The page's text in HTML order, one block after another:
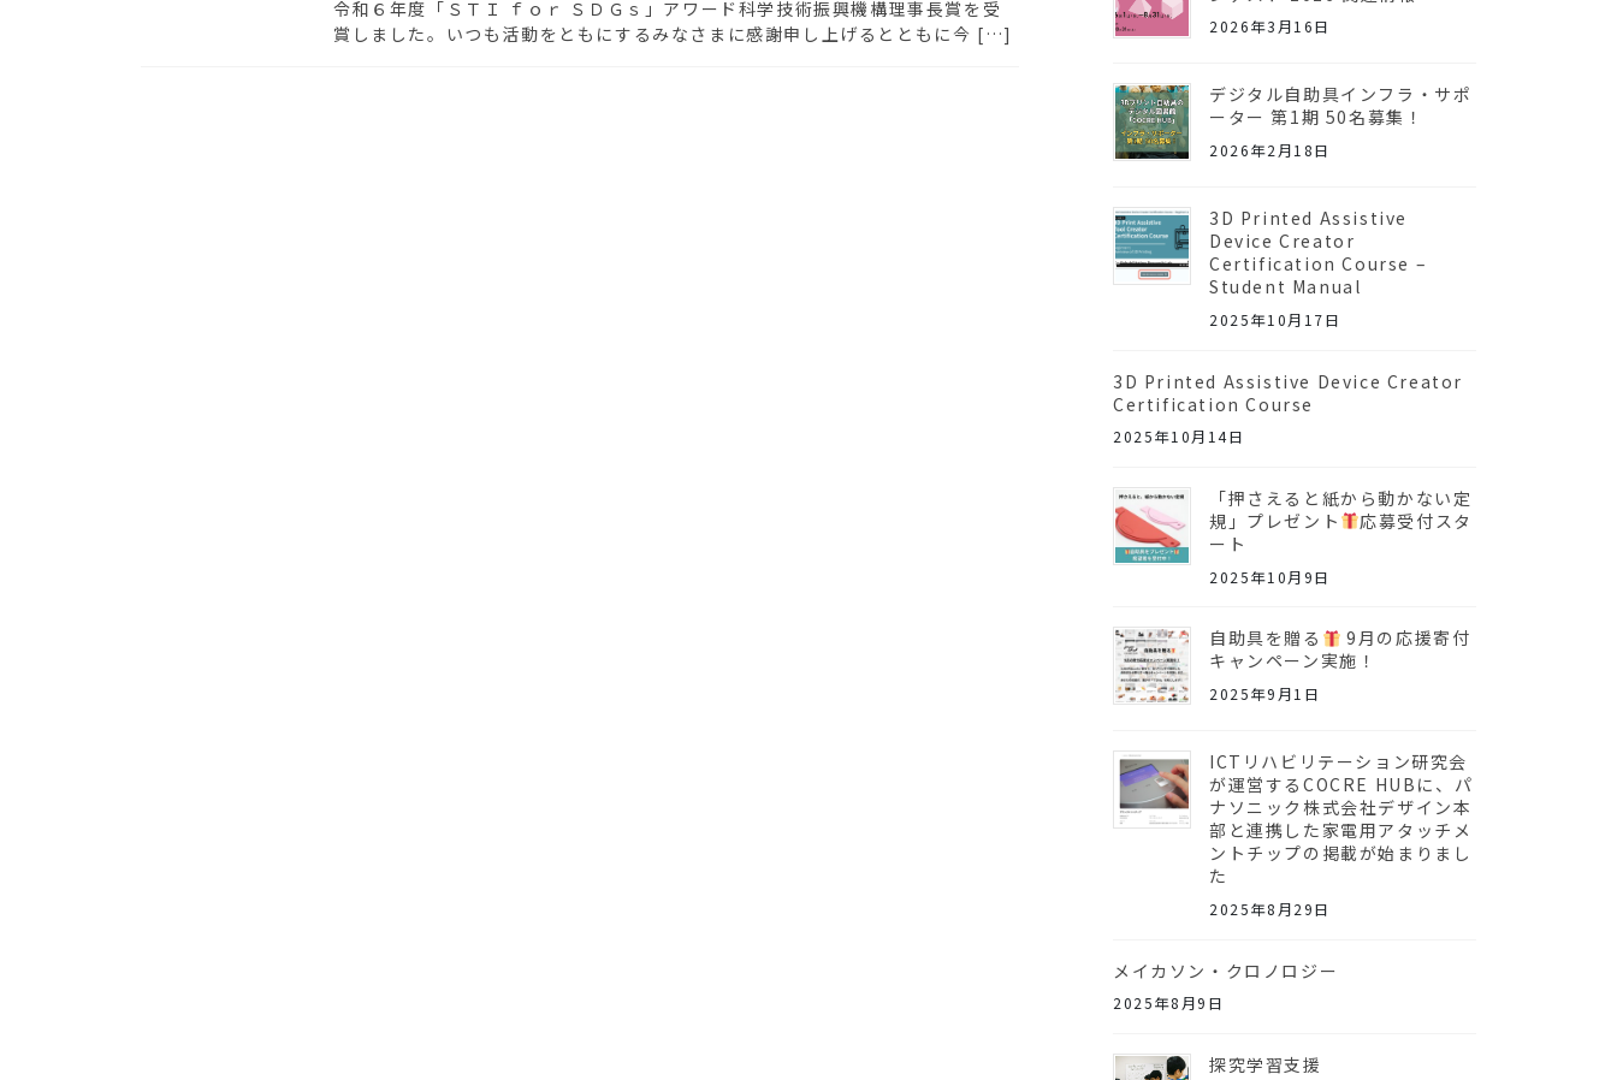
令和６年度「ＳＴＩ ｆｏｒ ＳＤＧｓ」アワード科学技術振興機構理事長賞を受
賞しました。いつも活動をともにするみなさまに感謝申し上げるとともに今 […]
2026年3月16日
デジタル自助具インフラ・サポ
ーター 第1期 50名募集！
2026年2月18日
3D Printed Assistive
Device Creator
Certification Course –
Student Manual
2025年10月17日
3D Printed Assistive Device Creator
Certification Course
2025年10月14日
「押さえると紙から動かない定
規」プレゼント
応募受付スタ
ート
2025年10月9日
自助具を贈る
9月の応援寄付
キャンペーン実施！
2025年9月1日
ICTリハビリテーション研究会
が運営するCOCRE HUBに、パ
ナソニック株式会社デザイン本
部と連携した家電用アタッチメ
ントチップの掲載が始まりまし
た
2025年8月29日
メイカソン・クロノロジー
2025年8月9日
探究学習支援